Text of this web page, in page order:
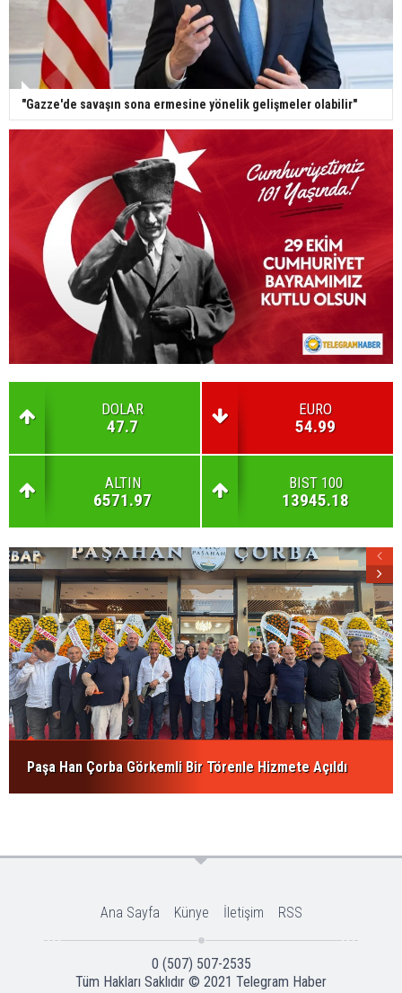
"Gazze'de savaşın sona ermesine yönelik gelişmeler olabilir"
DOLAR
47.7
EURO
54.99
ALTIN
6571.97
BIST 100
13945.18
Paşa Han Çorba Görkemli Bir Törenle Hizmete Açıldı
Ana Sayfa Künye İletişim RSS
0 (507) 507-2535
Tüm Hakları Saklıdır © 2021 Telegram Haber